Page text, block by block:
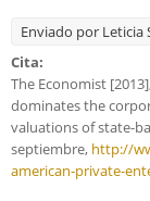
Enviado por Leticia
Cita:
The Economist
dominates the
valuations of state-
septiembre, http://
american-private-